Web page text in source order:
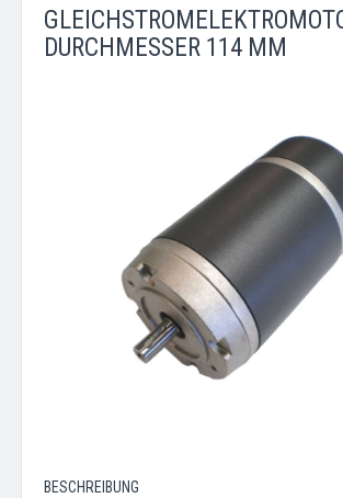
DURCHMESSER 114 MM
BESCHREIBUNG